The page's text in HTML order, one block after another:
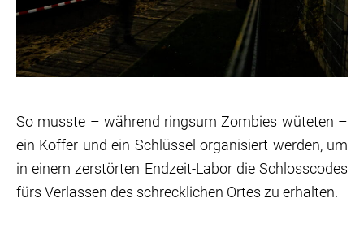
So musste – während ringsum Zombies wüteten –
ein Koffer und ein Schlüssel organisiert werden, um
in einem zerstörten Endzeit-Labor die Schlosscodes
fürs Verlassen des schrecklichen Ortes zu erhalten.